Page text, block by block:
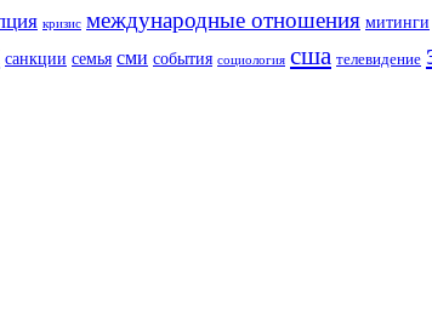
кризис международные отношения митинги
санкции семья сми события социология сша телевидение